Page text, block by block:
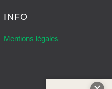
Top
INFO
Mentions légales